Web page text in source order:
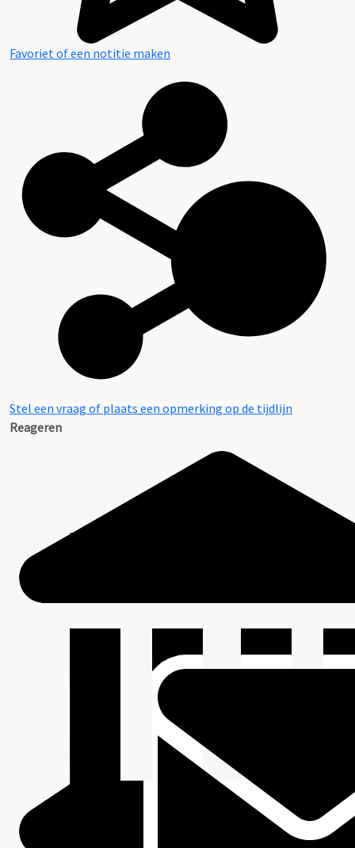
Favoriet of een notitie maken
Stel een vraag of plaats een opmerking op de tijdlijn
Reageren